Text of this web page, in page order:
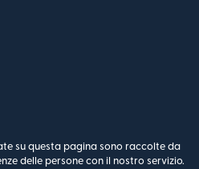
su questa pagina sono raccolte da
delle persone con il nostro servizio.